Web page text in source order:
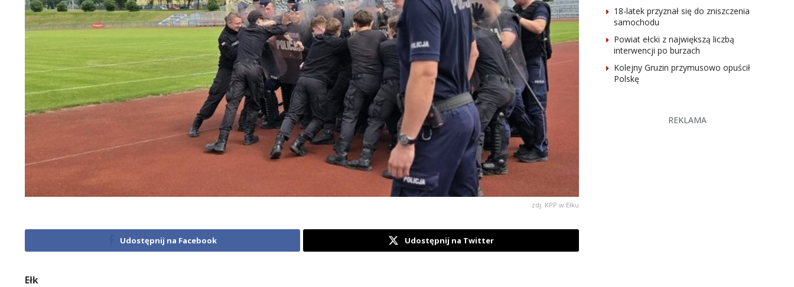
zdj. KPP w Ełku
Udostępnij na Facebook Udostępnij na Twitter
Ełk
18-latek przyznał się do zniszczenia
samochodu
Powiat ełcki z największą liczbą
interwencji po burzach
Kolejny Gruzin przymusowo opuścił
Polskę
REKLAMA